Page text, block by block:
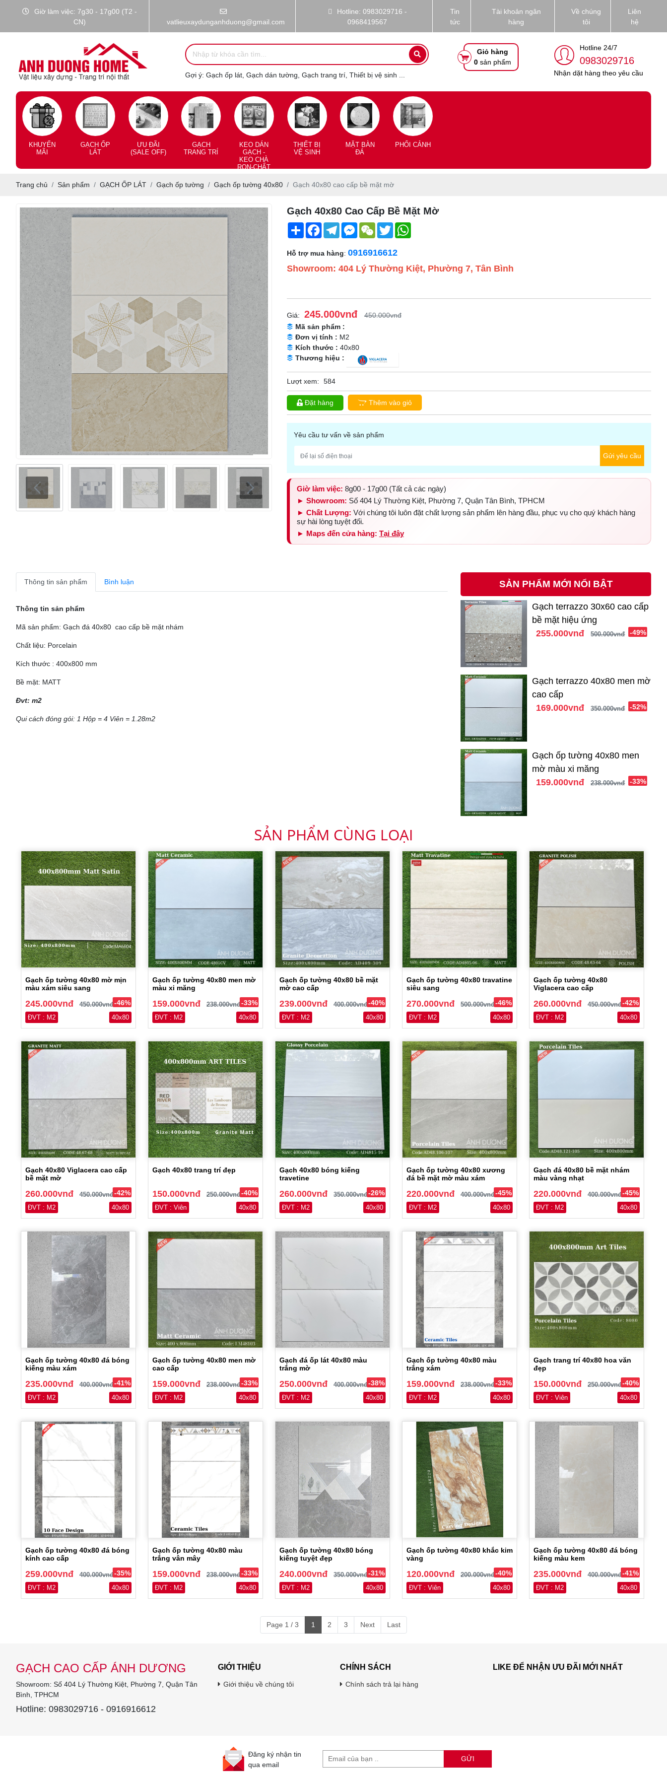
Giờ làm việc: 7g30 - 17g00 (T2 -
CN)
vatlieuxaydunganhduong@gmail.com
Hotline: 0983029716 -
0968419567
Tin
tức
Tài khoản ngân
hàng
Về chúng
tôi
Liên
hệ
Gợi ý: Gạch ốp lát, Gạch dán tường, Gạch trang trí, Thiết bị vệ sinh ...
Giỏ hàng
0 sản phẩm
Hotline 24/7
0983029716
Nhận dặt hàng theo yêu cầu
KHUYẾN
MÃI
GẠCH ỐP
LÁT
ƯU ĐÃI
(SALE OFF)
GẠCH
TRANG TRÍ
KEO DÁN
GẠCH -
KEO CHÀ
RON-CHẤT
THẤM
THIẾT BỊ
VỆ SINH
MẶT BÀN
ĐÁ
PHỐI CẢNH
Trang chủ Sản phẩm GẠCH ỐP LÁT Gạch ốp tường Gạch ốp tường 40x80 Gạch 40x80 cao cấp bề mặt mờ
Gạch 40x80 Cao Cấp Bề Mặt Mờ
ShareFacebookTelegramMessenger
WeChatTwitterWhatsApp
Hỗ trợ mua hàng: 0916916612
Showroom: 404 Lý Thường Kiệt, Phường 7, Tân Bình
Giá: 245.000vnđ
450.000vnđ
Mã sản phẩm :
Đơn vị tính : M2
Kích thước : 40x80
Thương hiệu :
Lượt xem: 584
Đặt hàng Thêm vào giỏ
Yêu cầu tư vấn về sản phẩm
Gửi yêu cầu
Giờ làm việc: 8g00 - 17g00 (Tất cả các ngày)
► Showroom: Số 404 Lý Thường Kiệt, Phường 7, Quận Tân Bình, TPHCM
► Chất Lượng: Với chúng tôi luôn đặt chất lượng sản phẩm lên hàng đầu, phục vụ cho quý khách hàng
sự hài lòng tuyệt đối.
► Maps đến cửa hàng: Tại đây
Thông tin sản phẩm Bình luận
Thông tin sản phẩm
Mã sản phẩm: Gạch đá 40x80 cao cấp bề mặt nhám
Chất liệu: Porcelain
Kích thước : 400x800 mm
Bề mặt: MATT
Đvt: m2
Qui cách đóng gói: 1 Hộp = 4 Viên = 1.28m2
SẢN PHẨM MỚI NỔI BẬT
Gạch terrazzo 30x60 cao cấp
bề mặt hiệu ứng
255.000vnđ
500.000vnđ -49%
Gạch terrazzo 40x80 men mờ
cao cấp
169.000vnđ
350.000vnđ -52%
Gạch ốp tường 40x80 men
mờ màu xi măng
159.000vnđ
238.000vnđ -33%
SẢN PHẨM CÙNG LOẠI
Gạch ốp tường 40x80 mờ mịn
màu xám siêu sang
245.000vnđ 450.000vnđ -46%
ĐVT : M2 40x80
Gạch ốp tường 40x80 men mờ
màu xi măng
159.000vnđ 238.000vnđ -33%
ĐVT : M2 40x80
Gạch ốp tường 40x80 bề mặt
mờ cao cấp
239.000vnđ 400.000vnđ -40%
ĐVT : M2 40x80
Gạch ốp tường 40x80 travatine
siêu sang
270.000vnđ 500.000vnđ -46%
ĐVT : M2 40x80
Gạch ốp tường 40x80
Viglacera cao cấp
260.000vnđ 450.000vnđ -42%
ĐVT : M2 40x80
Gạch 40x80 Viglacera cao cấp
bề mặt mờ
260.000vnđ 450.000vnđ -42%
ĐVT : M2 40x80
Gạch 40x80 trang trí đẹp
150.000vnđ 250.000vnđ -40%
ĐVT : Viên 40x80
Gạch 40x80 bóng kiếng
travetine
260.000vnđ 350.000vnđ -26%
ĐVT : M2 40x80
Gạch ốp tường 40x80 xương
đá bề mặt mờ màu xám
220.000vnđ 400.000vnđ -45%
ĐVT : M2 40x80
Gạch đá 40x80 bề mặt nhám
màu vàng nhạt
220.000vnđ 400.000vnđ -45%
ĐVT : M2 40x80
Gạch ốp tường 40x80 đá bóng
kiếng màu xám
235.000vnđ 400.000vnđ -41%
ĐVT : M2 40x80
Gạch ốp tường 40x80 men mờ
cao cấp
159.000vnđ 238.000vnđ -33%
ĐVT : M2 40x80
Gạch đá ốp lát 40x80 màu
trắng mờ
250.000vnđ 400.000vnđ -38%
ĐVT : M2 40x80
Gạch ốp tường 40x80 màu
trắng xám
159.000vnđ 238.000vnđ -33%
ĐVT : M2 40x80
Gạch trang trí 40x80 hoa văn
đẹp
150.000vnđ 250.000vnđ -40%
ĐVT : Viên 40x80
Gạch ốp tường 40x80 đá bóng
kính cao cấp
259.000vnđ 400.000vnđ -35%
ĐVT : M2 40x80
Gạch ốp tường 40x80 màu
trắng vân mây
159.000vnđ 238.000vnđ -33%
ĐVT : M2 40x80
Gạch ốp tường 40x80 bóng
kiếng tuyệt đẹp
240.000vnđ 350.000vnđ -31%
ĐVT : M2 40x80
Gạch ốp tường 40x80 khắc kim
vàng
120.000vnđ 200.000vnđ -40%
ĐVT : Viên 40x80
Gạch ốp tường 40x80 đá bóng
kiếng màu kem
235.000vnđ 400.000vnđ -41%
ĐVT : M2 40x80
Page 1 / 3 1 2 3 Next Last
GẠCH CAO CẤP ÁNH DƯƠNG
Showroom: Số 404 Lý Thường Kiệt, Phường 7, Quận Tân
Bình, TPHCM
Hotline: 0983029716 - 0916916612
GIỚI THIỆU
Giới thiệu về chúng tôi
CHÍNH SÁCH
Chính sách trả lại hàng
LIKE ĐỂ NHẬN ƯU ĐÃI MỚI NHẤT
Đăng ký nhận tin
qua email
GỬI